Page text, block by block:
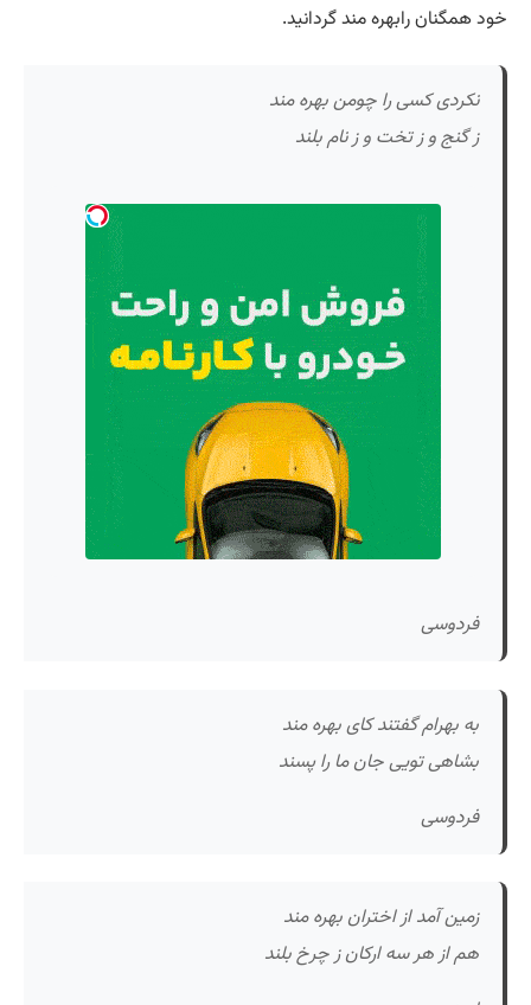
خود همگنان رابهره مند گردانید.
نکردی کسی را چومن بهره مند
ز گنج و ز تخت و ز نام بلند
فردوسی
به بهرام گفتند کای بهره مند
بشاهی تویی جان ما را پسند
فردوسی
زمین آمد از اختران بهره مند
هم از هر سه ارکان ز چرخ بلند